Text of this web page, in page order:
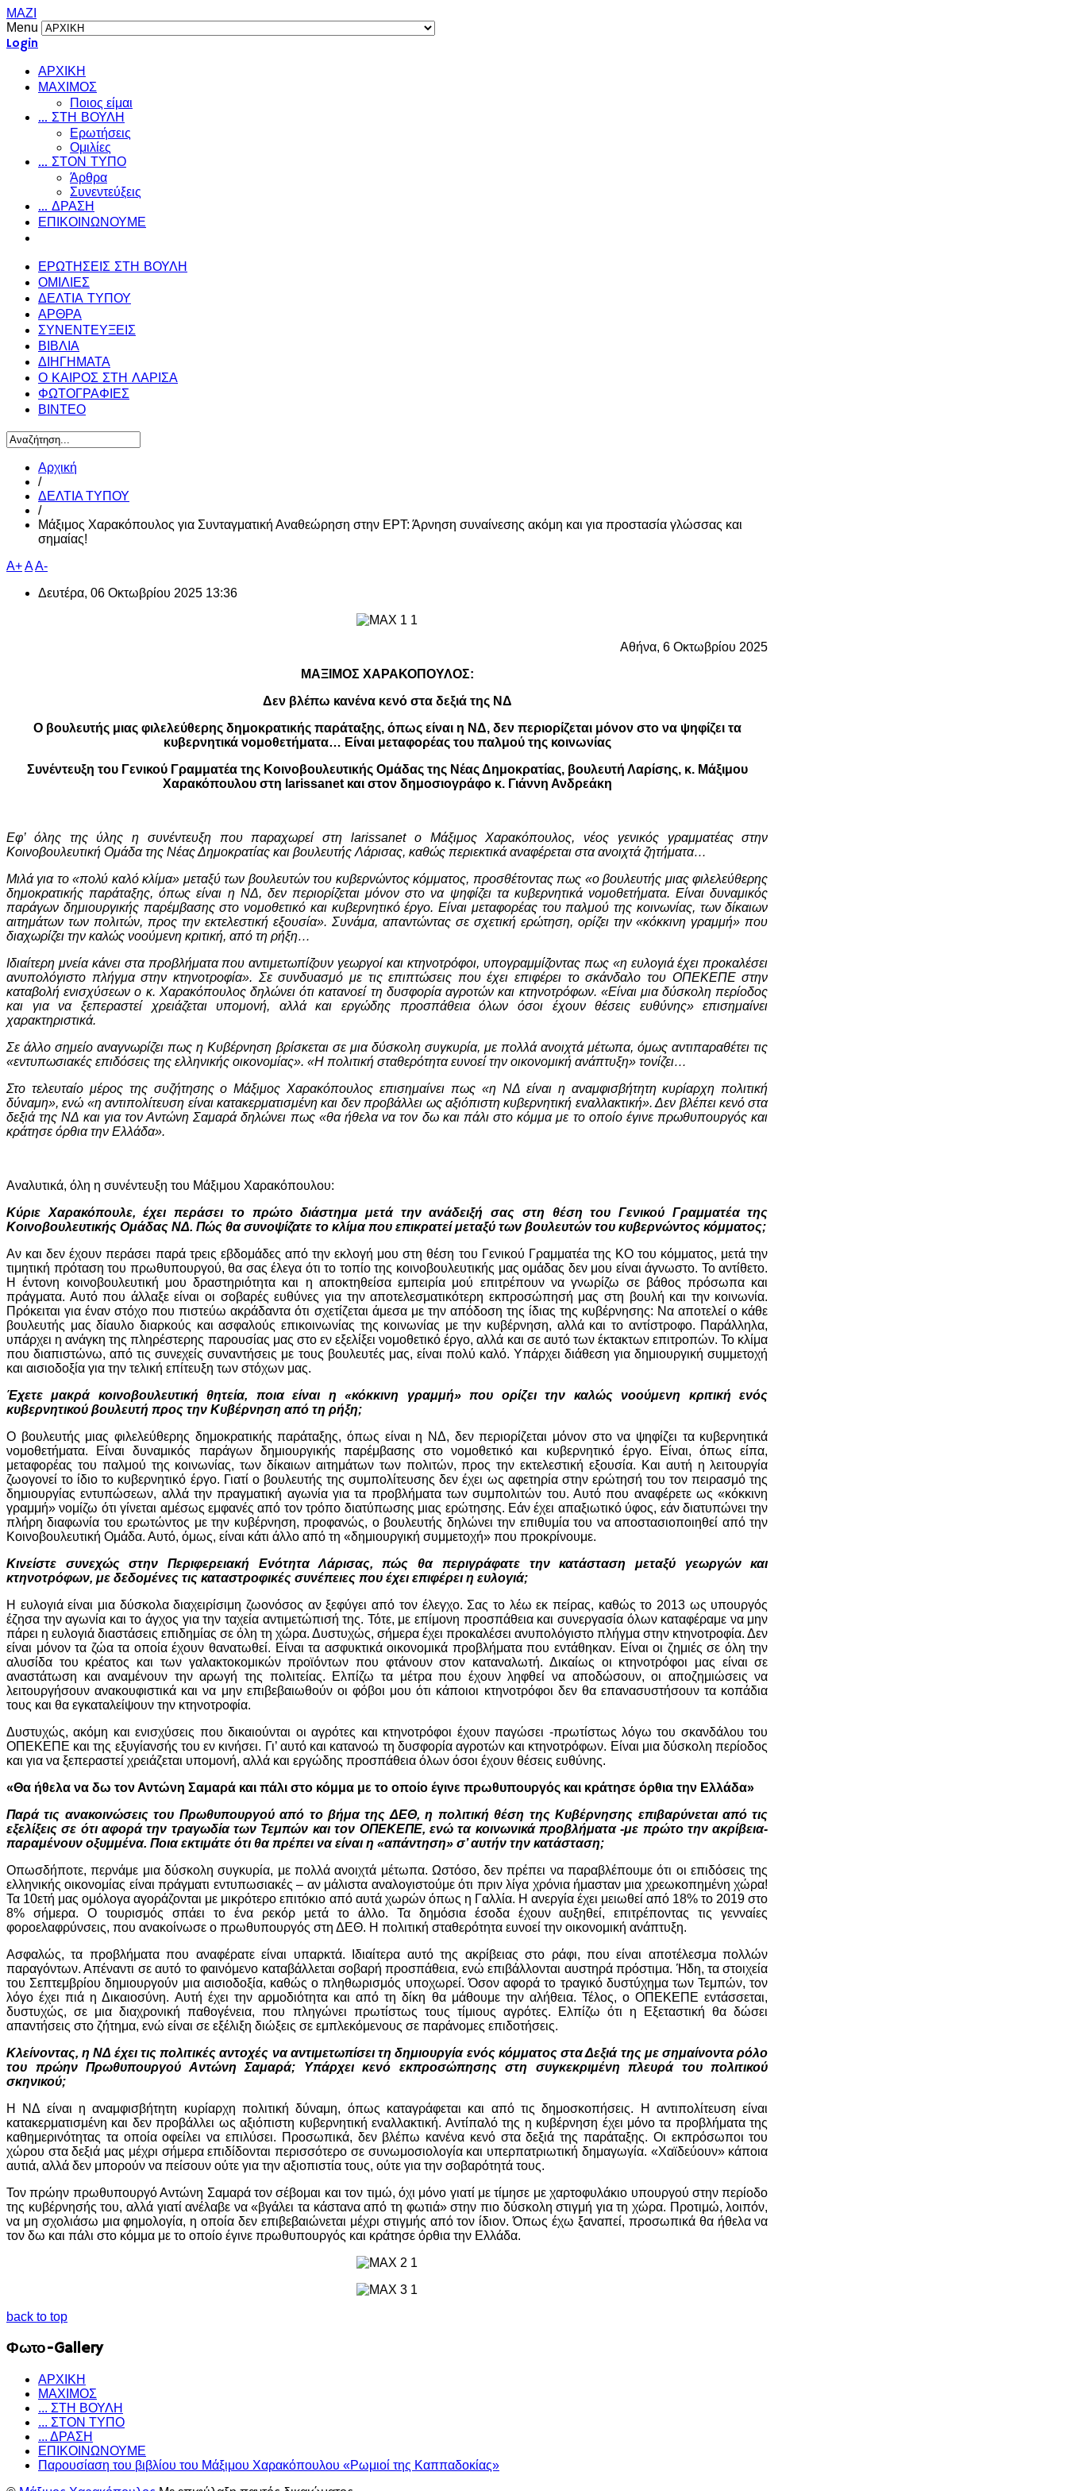
ΜΑΖΙ
Menu
Login
ΑΡΧΙΚΗ
ΜΑΧΙΜΟΣ
Ποιος είμαι
... ΣΤΗ ΒΟΥΛΗ
Ερωτήσεις
Ομιλίες
... ΣΤΟΝ ΤΥΠΟ
Άρθρα
Συνεντεύξεις
... ΔΡΑΣΗ
ΕΠΙΚΟΙΝΩΝΟΥΜΕ
ΕΡΩΤΗΣΕΙΣ ΣΤΗ ΒΟΥΛΗ
ΟΜΙΛΙΕΣ
ΔΕΛΤΙΑ ΤΥΠΟΥ
ΑΡΘΡΑ
ΣΥΝΕΝΤΕΥΞΕΙΣ
ΒΙΒΛΙΑ
ΔΙΗΓΗΜΑΤΑ
Ο ΚΑΙΡΟΣ ΣΤΗ ΛΑΡΙΣΑ
ΦΩΤΟΓΡΑΦΙΕΣ
ΒΙΝΤΕΟ
Αρχική
/
ΔΕΛΤΙΑ ΤΥΠΟΥ
/
Μάξιμος Χαρακόπουλος για Συνταγματική Αναθεώρηση στην ΕΡΤ: Άρνηση συναίνεσης ακόμη και για προστασία γλώσσας και
σημαίας!
A+AA-
Δευτέρα, 06 Οκτωβρίου 2025 13:36
Αθήνα, 6 Οκτωβρίου 2025
ΜΑΞΙΜΟΣ ΧΑΡΑΚΟΠΟΥΛΟΣ:
Δεν βλέπω κανένα κενό στα δεξιά της ΝΔ
Ο βουλευτής μιας φιλελεύθερης δημοκρατικής παράταξης, όπως είναι η ΝΔ, δεν περιορίζεται μόνον στο να ψηφίζει τα
κυβερνητικά νομοθετήματα… Είναι μεταφορέας του παλμού της κοινωνίας
Συνέντευξη του Γενικού Γραμματέα της Κοινοβουλευτικής Ομάδας της Νέας Δημοκρατίας, βουλευτή Λαρίσης, κ. Μάξιμου
Χαρακόπουλου στη larissanetκαι στον δημοσιογράφο κ. Γιάννη Ανδρεάκη
Εφ’ όλης της ύλης η συνέντευξη που παραχωρεί στη larissanet ο Μάξιμος Χαρακόπουλος, νέος γενικός γραμματέας στην
Κοινοβουλευτική Ομάδα της Νέας Δημοκρατίας και βουλευτής Λάρισας, καθώς περιεκτικά αναφέρεται στα ανοιχτά ζητήματα…
Μιλά για το «πολύ καλό κλίμα» μεταξύ των βουλευτών του κυβερνώντος κόμματος, προσθέτοντας πως «ο βουλευτής μιας φιλελεύθερης
δημοκρατικής παράταξης, όπως είναι η ΝΔ, δεν περιορίζεται μόνον στο να ψηφίζει τα κυβερνητικά νομοθετήματα. Είναι δυναμικός
παράγων δημιουργικής παρέμβασης στο νομοθετικό και κυβερνητικό έργο. Είναι μεταφορέας του παλμού της κοινωνίας, των δίκαιων
αιτημάτων των πολιτών, προς την εκτελεστική εξουσία». Συνάμα, απαντώντας σε σχετική ερώτηση, ορίζει την «κόκκινη γραμμή» που
διαχωρίζει την καλώς νοούμενη κριτική, από τη ρήξη…
Ιδιαίτερη μνεία κάνει στα προβλήματα που αντιμετωπίζουν γεωργοί και κτηνοτρόφοι, υπογραμμίζοντας πως «η ευλογιά έχει προκαλέσει
ανυπολόγιστο πλήγμα στην κτηνοτροφία». Σε συνδυασμό με τις επιπτώσεις που έχει επιφέρει το σκάνδαλο του ΟΠΕΚΕΠΕ στην
καταβολή ενισχύσεων ο κ. Χαρακόπουλος δηλώνει ότι κατανοεί τη δυσφορία αγροτών και κτηνοτρόφων. «Είναι μια δύσκολη περίοδος
και για να ξεπεραστεί χρειάζεται υπομονή, αλλά και εργώδης προσπάθεια όλων όσοι έχουν θέσεις ευθύνης» επισημαίνει
χαρακτηριστικά.
Σε άλλο σημείο αναγνωρίζει πως η Κυβέρνηση βρίσκεται σε μια δύσκολη συγκυρία, με πολλά ανοιχτά μέτωπα, όμως αντιπαραθέτει τις
«εντυπωσιακές επιδόσεις της ελληνικής οικονομίας». «Η πολιτική σταθερότητα ευνοεί την οικονομική ανάπτυξη» τονίζει…
Στο τελευταίο μέρος της συζήτησης ο Μάξιμος Χαρακόπουλος επισημαίνει πως «η ΝΔ είναι η αναμφισβήτητη κυρίαρχη πολιτική
δύναμη», ενώ «η αντιπολίτευση είναι κατακερματισμένη και δεν προβάλλει ως αξιόπιστη κυβερνητική εναλλακτική». Δεν βλέπει κενό στα
δεξιά της ΝΔ και για τον Αντώνη Σαμαρά δηλώνει πως «θα ήθελα να τον δω και πάλι στο κόμμα με το οποίο έγινε πρωθυπουργός και
κράτησε όρθια την Ελλάδα».
Αναλυτικά, όλη η συνέντευξη του Μάξιμου Χαρακόπουλου:
Κύριε Χαρακόπουλε, έχει περάσει το πρώτο διάστημα μετά την ανάδειξή σας στη θέση του Γενικού Γραμματέα της
Κοινοβουλευτικής Ομάδας ΝΔ. Πώς θα συνοψίζατε το κλίμα που επικρατεί μεταξύ των βουλευτών του κυβερνώντος κόμματος;
Αν και δεν έχουν περάσει παρά τρεις εβδομάδες από την εκλογή μου στη θέση του Γενικού Γραμματέα της ΚΟ του κόμματος, μετά την
τιμητική πρόταση του πρωθυπουργού, θα σας έλεγα ότι το τοπίο της κοινοβουλευτικής μας ομάδας δεν μου είναι άγνωστο. Το αντίθετο.
Η έντονη κοινοβουλευτική μου δραστηριότητα και η αποκτηθείσα εμπειρία μού επιτρέπουν να γνωρίζω σε βάθος πρόσωπα και
πράγματα. Αυτό που άλλαξε είναι οι σοβαρές ευθύνες για την αποτελεσματικότερη εκπροσώπησή μας στη βουλή και την κοινωνία.
Πρόκειται για έναν στόχο που πιστεύω ακράδαντα ότι σχετίζεται άμεσα με την απόδοση της ίδιας της κυβέρνησης: Να αποτελεί ο κάθε
βουλευτής μας δίαυλο διαρκούς και ασφαλούς επικοινωνίας της κοινωνίας με την κυβέρνηση, αλλά και το αντίστροφο. Παράλληλα,
υπάρχει η ανάγκη της πληρέστερης παρουσίας μας στο εν εξελίξει νομοθετικό έργο, αλλά και σε αυτό των έκτακτων επιτροπών. Το κλίμα
που διαπιστώνω, από τις συνεχείς συναντήσεις με τους βουλευτές μας, είναι πολύ καλό. Υπάρχει διάθεση για δημιουργική συμμετοχή
και αισιοδοξία για την τελική επίτευξη των στόχων μας.
Έχετε μακρά κοινοβουλευτική θητεία, ποια είναι η «κόκκινη γραμμή» που ορίζει την καλώς νοούμενη κριτική ενός
κυβερνητικού βουλευτή προς την Κυβέρνηση από τη ρήξη;
Ο βουλευτής μιας φιλελεύθερης δημοκρατικής παράταξης, όπως είναι η ΝΔ, δεν περιορίζεται μόνον στο να ψηφίζει τα κυβερνητικά
νομοθετήματα. Είναι δυναμικός παράγων δημιουργικής παρέμβασης στο νομοθετικό και κυβερνητικό έργο. Είναι, όπως είπα,
μεταφορέας του παλμού της κοινωνίας, των δίκαιων αιτημάτων των πολιτών, προς την εκτελεστική εξουσία. Και αυτή η λειτουργία
ζωογονεί το ίδιο το κυβερνητικό έργο. Γιατί ο βουλευτής της συμπολίτευσης δεν έχει ως αφετηρία στην ερώτησή του τον πειρασμό της
δημιουργίας εντυπώσεων, αλλά την πραγματική αγωνία για τα προβλήματα των συμπολιτών του. Αυτό που αναφέρετε ως «κόκκινη
γραμμή» νομίζω ότι γίνεται αμέσως εμφανές από τον τρόπο διατύπωσης μιας ερώτησης. Εάν έχει απαξιωτικό ύφος, εάν διατυπώνει την
πλήρη διαφωνία του ερωτώντος με την κυβέρνηση, προφανώς, ο βουλευτής δηλώνει την επιθυμία του να αποστασιοποιηθεί από την
Κοινοβουλευτική Ομάδα. Αυτό, όμως, είναι κάτι άλλο από τη «δημιουργική συμμετοχή» που προκρίνουμε.
Κινείστε συνεχώς στην Περιφερειακή Ενότητα Λάρισας, πώς θα περιγράφατε την κατάσταση μεταξύ γεωργών και
κτηνοτρόφων, με δεδομένες τις καταστροφικές συνέπειες που έχει επιφέρει η ευλογιά;
Η ευλογιά είναι μια δύσκολα διαχειρίσιμη ζωονόσος αν ξεφύγει από τον έλεγχο. Σας το λέω εκ πείρας, καθώς το 2013 ως υπουργός
έζησα την αγωνία και το άγχος για την ταχεία αντιμετώπισή της. Τότε, με επίμονη προσπάθεια και συνεργασία όλων καταφέραμε να μην
πάρει η ευλογιά διαστάσεις επιδημίας σε όλη τη χώρα. Δυστυχώς, σήμερα έχει προκαλέσει ανυπολόγιστο πλήγμα στην κτηνοτροφία. Δεν
είναι μόνον τα ζώα τα οποία έχουν θανατωθεί. Είναι τα ασφυκτικά οικονομικά προβλήματα που εντάθηκαν. Είναι οι ζημιές σε όλη την
αλυσίδα του κρέατος και των γαλακτοκομικών προϊόντων που φτάνουν στον καταναλωτή. Δικαίως οι κτηνοτρόφοι μας είναι σε
αναστάτωση και αναμένουν την αρωγή της πολιτείας. Ελπίζω τα μέτρα που έχουν ληφθεί να αποδώσουν, οι αποζημιώσεις να
λειτουργήσουν ανακουφιστικά και να μην επιβεβαιωθούν οι φόβοι μου ότι κάποιοι κτηνοτρόφοι δεν θα επανασυστήσουν τα κοπάδια
τους και θα εγκαταλείψουν την κτηνοτροφία.
Δυστυχώς, ακόμη και ενισχύσεις που δικαιούνται οι αγρότες και κτηνοτρόφοι έχουν παγώσει -πρωτίστως λόγω του σκανδάλου του
ΟΠΕΚΕΠΕ και της εξυγίανσής του εν κινήσει. Γι’ αυτό και κατανοώ τη δυσφορία αγροτών και κτηνοτρόφων. Είναι μια δύσκολη περίοδος
και για να ξεπεραστεί χρειάζεται υπομονή, αλλά και εργώδης προσπάθεια όλων όσοι έχουν θέσεις ευθύνης.
«Θα ήθελα να δω τον Αντώνη Σαμαρά και πάλι στο κόμμα με το οποίο έγινε πρωθυπουργός και κράτησε όρθια την Ελλάδα»
Παρά τις ανακοινώσεις του Πρωθυπουργού από το βήμα της ΔΕΘ, η πολιτική θέση της Κυβέρνησης επιβαρύνεται από τις
εξελίξεις σε ότι αφορά την τραγωδία των Τεμπών και τον ΟΠΕΚΕΠΕ, ενώ τα κοινωνικά προβλήματα -με πρώτο την ακρίβεια-
παραμένουν οξυμμένα. Ποια εκτιμάτε ότι θα πρέπει να είναι η «απάντηση» σ’ αυτήν την κατάσταση;
Οπωσδήποτε, περνάμε μια δύσκολη συγκυρία, με πολλά ανοιχτά μέτωπα. Ωστόσο, δεν πρέπει να παραβλέπουμε ότι οι επιδόσεις της
ελληνικής οικονομίας είναι πράγματι εντυπωσιακές – αν μάλιστα αναλογιστούμε ότι πριν λίγα χρόνια ήμασταν μια χρεωκοπημένη χώρα!
Τα 10ετή μας ομόλογα αγοράζονται με μικρότερο επιτόκιο από αυτά χωρών όπως η Γαλλία. Η ανεργία έχει μειωθεί από 18% το 2019 στο
8% σήμερα. Ο τουρισμός σπάει το ένα ρεκόρ μετά το άλλο. Τα δημόσια έσοδα έχουν αυξηθεί, επιτρέποντας τις γενναίες
φοροελαφρύνσεις, που ανακοίνωσε ο πρωθυπουργός στη ΔΕΘ. Η πολιτική σταθερότητα ευνοεί την οικονομική ανάπτυξη.
Ασφαλώς, τα προβλήματα που αναφέρατε είναι υπαρκτά. Ιδιαίτερα αυτό της ακρίβειας στο ράφι, που είναι αποτέλεσμα πολλών
παραγόντων. Απέναντι σε αυτό το φαινόμενο καταβάλλεται σοβαρή προσπάθεια, ενώ επιβάλλονται αυστηρά πρόστιμα. Ήδη, τα στοιχεία
του Σεπτεμβρίου δημιουργούν μια αισιοδοξία, καθώς ο πληθωρισμός υποχωρεί. Όσον αφορά το τραγικό δυστύχημα των Τεμπών, τον
λόγο έχει πιά η Δικαιοσύνη. Αυτή έχει την αρμοδιότητα και από τη δίκη θα μάθουμε την αλήθεια. Τέλος, ο ΟΠΕΚΕΠΕ εντάσσεται,
δυστυχώς, σε μια διαχρονική παθογένεια, που πληγώνει πρωτίστως τους τίμιους αγρότες. Ελπίζω ότι η Εξεταστική θα δώσει
απαντήσεις στο ζήτημα, ενώ είναι σε εξέλιξη διώξεις σε εμπλεκόμενους σε παράνομες επιδοτήσεις.
Κλείνοντας, η ΝΔ έχει τις πολιτικές αντοχές να αντιμετωπίσει τη δημιουργία ενός κόμματος στα Δεξιά της με σημαίνοντα ρόλο
του πρώην Πρωθυπουργού Αντώνη Σαμαρά; Υπάρχει κενό εκπροσώπησης στη συγκεκριμένη πλευρά του πολιτικού
σκηνικού;
Η ΝΔ είναι η αναμφισβήτητη κυρίαρχη πολιτική δύναμη, όπως καταγράφεται και από τις δημοσκοπήσεις. Η αντιπολίτευση είναι
κατακερματισμένη και δεν προβάλλει ως αξιόπιστη κυβερνητική εναλλακτική. Αντίπαλό της η κυβέρνηση έχει μόνο τα προβλήματα της
καθημερινότητας τα οποία οφείλει να επιλύσει. Προσωπικά, δεν βλέπω κανένα κενό στα δεξιά της παράταξης. Οι εκπρόσωποι του
χώρου στα δεξιά μας μέχρι σήμερα επιδίδονται περισσότερο σε συνωμοσιολογία και υπερπατριωτική δημαγωγία. «Χαϊδεύουν» κάποια
αυτιά, αλλά δεν μπορούν να πείσουν ούτε για την αξιοπιστία τους, ούτε για την σοβαρότητά τους.
Τον πρώην πρωθυπουργό Αντώνη Σαμαρά τον σέβομαι και τον τιμώ, όχι μόνο γιατί με τίμησε με χαρτοφυλάκιο υπουργού στην περίοδο
της κυβέρνησής του, αλλά γιατί ανέλαβε να «βγάλει τα κάστανα από τη φωτιά» στην πιο δύσκολη στιγμή για τη χώρα. Προτιμώ, λοιπόν,
να μη σχολιάσω μια φημολογία, η οποία δεν επιβεβαιώνεται μέχρι στιγμής από τον ίδιον. Όπως έχω ξαναπεί, προσωπικά θα ήθελα να
τον δω και πάλι στο κόμμα με το οποίο έγινε πρωθυπουργός και κράτησε όρθια την Ελλάδα.
back to top
Φωτο-Gallery
ΑΡΧΙΚΗ
ΜΑΧΙΜΟΣ
... ΣΤΗ ΒΟΥΛΗ
... ΣΤΟΝ ΤΥΠΟ
... ΔΡΑΣΗ
ΕΠΙΚΟΙΝΩΝΟΥΜΕ
Παρουσίαση του βιβλίου του Μάξιμου Χαρακόπουλου «Ρωμιοί της Καππαδοκίας»